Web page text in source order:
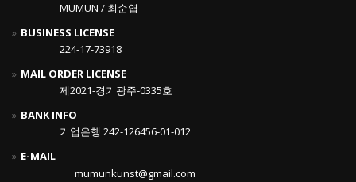
MUMUN / 최순엽
BUSINESS LICENSE
224-17-73918
MAIL ORDER LICENSE
제2021-경기광주-0335호
BANK INFO
기업은행 242-126456-01-012
E-MAIL
mumunkunst@gmail.com